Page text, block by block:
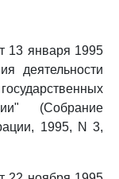
13 января 1995
деятельности
(Собрание
1995, N 3,